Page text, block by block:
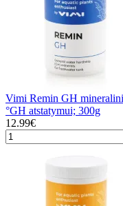
Vimi Remin GH
°GH atstatymui; 300g
12.99€